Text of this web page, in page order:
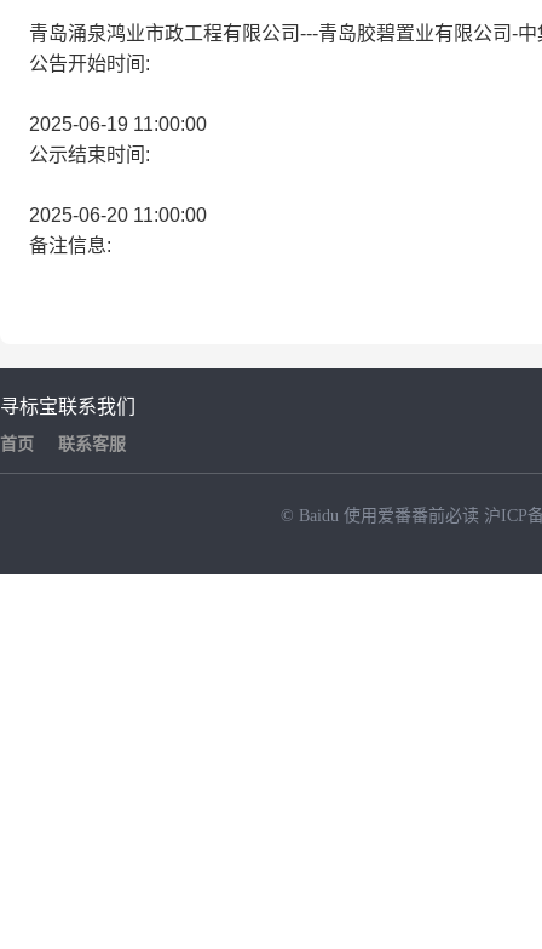
青岛涌泉鸿业市政工程有限公司---青岛胶碧置业有限公司-
公告开始时间:
2025-06-19 11:00:00
公示结束时间:
2025-06-20 11:00:00
备注信息:
寻标宝
首页
联系我们
联系客服
© Baidu 使用爱番番前必读 沪ICP